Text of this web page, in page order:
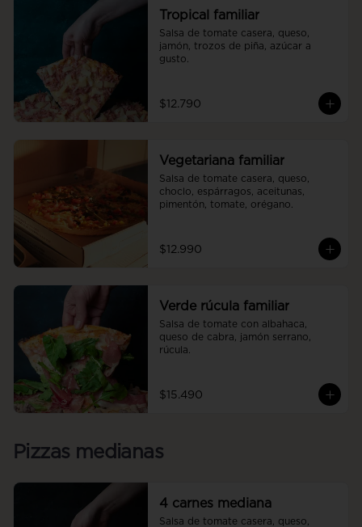
Tropical familiar
Salsa de tomate casera, queso,
jamón, trozos de piña, azúcar a
gusto.
$12.790
Vegetariana familiar
Salsa de tomate casera, queso,
choclo, espárragos, aceitunas,
pimentón, tomate, orégano.
$12.990
Verde rúcula familiar
Salsa de tomate con albahaca,
queso de cabra, jamón serrano,
rúcula.
$15.490
Pizzas medianas
4 carnes mediana
Salsa de tomate casera, queso,